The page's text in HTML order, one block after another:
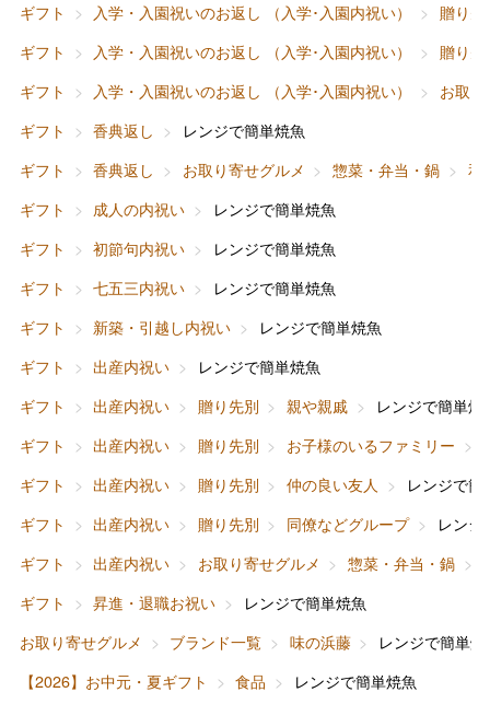
ギフト
入学・入園祝いのお返し （入学･入園内祝い）
贈り先
ギフト
入学・入園祝いのお返し （入学･入園内祝い）
贈り先
ギフト
入学・入園祝いのお返し （入学･入園内祝い）
お取
ギフト
香典返し
レンジで簡単焼魚
ギフト
香典返し お取り寄せグルメ 惣菜・弁当・鍋
和
ギフト
成人の内祝い
レンジで簡単焼魚
ギフト
初節句内祝い
レンジで簡単焼魚
ギフト
七五三内祝い
レンジで簡単焼魚
ギフト
新築・引越し内祝い
レンジで簡単焼魚
ギフト
出産内祝い
レンジで簡単焼魚
ギフト
出産内祝い 贈り先別 親や親戚
レンジで簡単焼
ギフト
出産内祝い 贈り先別 お子様のいるファミリー
ギフト
出産内祝い 贈り先別 仲の良い友人
レンジで簡
ギフト
出産内祝い 贈り先別 同僚などグループ
レンジ
ギフト
出産内祝い お取り寄せグルメ 惣菜・弁当・鍋
ギフト
昇進・退職お祝い
レンジで簡単焼魚
お取り寄せグルメ
ブランド一覧 味の浜藤
レンジで簡単焼
【2026】お中元・夏ギフト
食品
レンジで簡単焼魚
フード＆スイーツ
ファッション
ホーム＆インテリア
ベビー＆キッズ
出産内祝い
結婚内祝い
お香典返し
バレンタインチョコレート
ホワイトデー
母の日
父の日
お中元
敬老の日